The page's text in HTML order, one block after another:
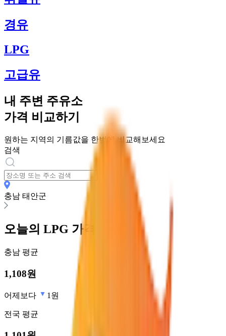
경유
LPG
고급유
내 주변 주유소
가격 비교하기
원하는 지역의 기름값을 한번에 비교해보세요
검색
충남 태안군
오늘의 LPG 가격
충남 평균
1,108원
어제보다 1원
전국 평균